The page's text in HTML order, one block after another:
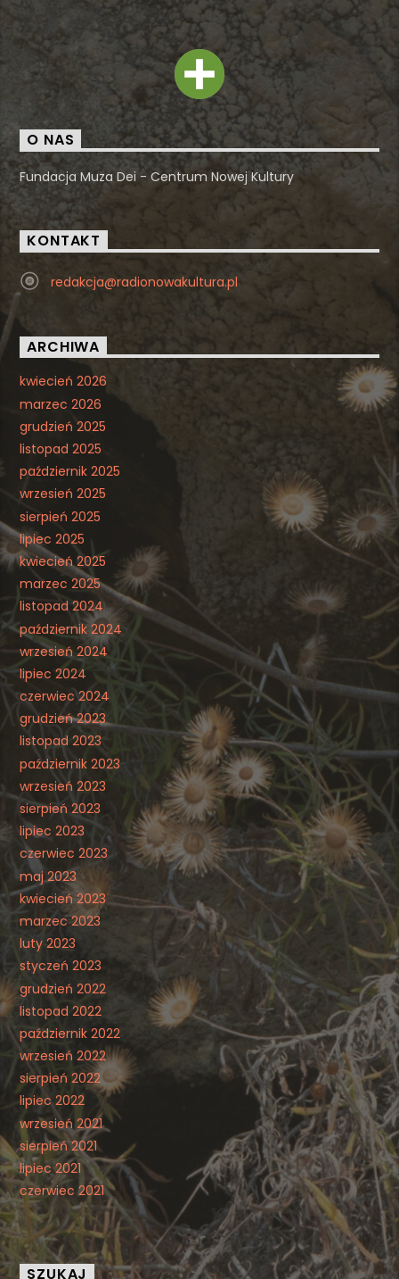
O NAS
Fundacja Muza Dei - Centrum Nowej Kultury
KONTAKT
redakcja@radionowakultura.pl
ARCHIWA
kwiecień 2026
marzec 2026
grudzień 2025
listopad 2025
październik 2025
wrzesień 2025
sierpień 2025
lipiec 2025
kwiecień 2025
marzec 2025
listopad 2024
październik 2024
wrzesień 2024
lipiec 2024
czerwiec 2024
grudzień 2023
listopad 2023
październik 2023
wrzesień 2023
sierpień 2023
lipiec 2023
czerwiec 2023
maj 2023
kwiecień 2023
marzec 2023
luty 2023
styczeń 2023
grudzień 2022
listopad 2022
październik 2022
wrzesień 2022
sierpień 2022
lipiec 2022
wrzesień 2021
sierpień 2021
lipiec 2021
czerwiec 2021
SZUKAJ